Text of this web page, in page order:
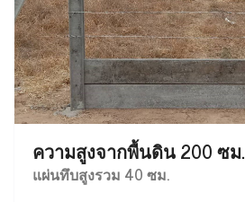
ความสูงจากพื้นดิน 200 ซม.
แผ่นทึบสูงรวม 40 ซม.